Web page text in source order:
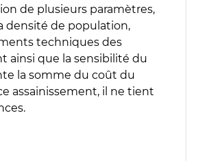
de plusieurs paramètres,
densité de population,
techniques des
ainsi que la sensibilité du
la somme du coût du
assainissement, il ne tient